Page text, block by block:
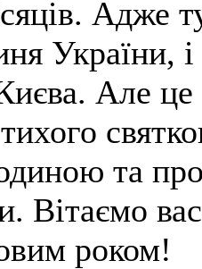
Адже
України,
Але
та
Вітаємо
роком!